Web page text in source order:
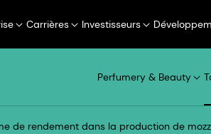
Carrières Investisseurs
Perfumery & Beauty
de rendement dans la production de